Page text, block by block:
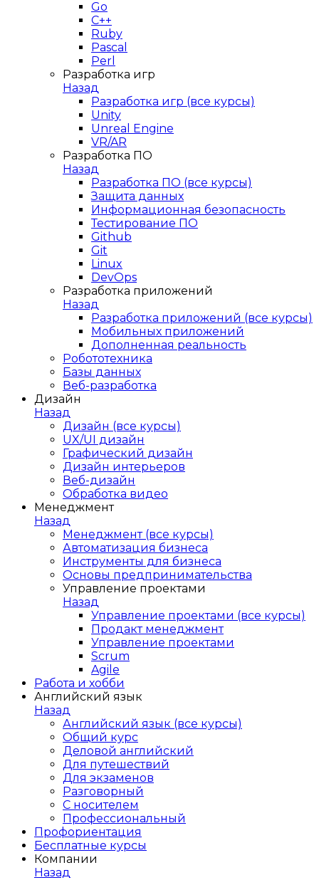
Go
C++
Ruby
Pascal
Perl
Разработка игр
Назад
Разработка игр (все курсы)
Unity
Unreal Engine
VR/AR
Разработка ПО
Назад
Разработка ПО (все курсы)
Защита данных
Информационная безопасность
Тестирование ПО
Github
Git
Linux
DevOps
Разработка приложений
Назад
Разработка приложений (все курсы)
Мобильных приложений
Дополненная реальность
Робототехника
Базы данных
Веб-разработка
Дизайн
Назад
Дизайн (все курсы)
UX/UI дизайн
Графический дизайн
Дизайн интерьеров
Веб-дизайн
Обработка видео
Менеджмент
Назад
Менеджмент (все курсы)
Автоматизация бизнеса
Инструменты для бизнеса
Основы предпринимательства
Управление проектами
Назад
Управление проектами (все курсы)
Продакт менеджмент
Управление проектами
Scrum
Agile
Работа и хобби
Английский язык
Назад
Английский язык (все курсы)
Общий курс
Деловой английский
Для путешествий
Для экзаменов
Разговорный
С носителем
Профессиональный
Профориентация
Бесплатные курсы
Компании
Назад